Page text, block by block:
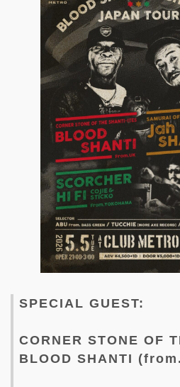
SPECIAL GUEST:
CORNER STONE OF
BLOOD SHANTI